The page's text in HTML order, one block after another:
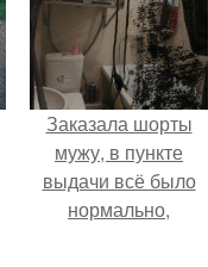
Заказала шорты
мужу, в пункте
выдачи всё было
нормально,